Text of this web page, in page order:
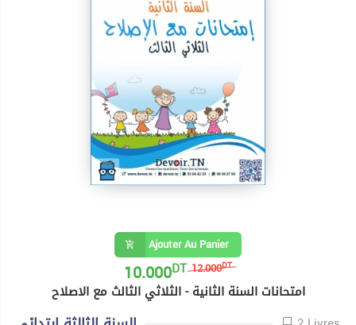
Ajouter Au Panier
12.000DT
10.000DT
امتحانات السنة الثانية - الثلاثي الثالث مع الاصلاح